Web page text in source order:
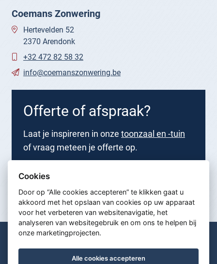
Coemans Zonwering
Hertevelden 52
2370 Arendonk
+32 472 82 58 32
info@coemanszonwering.be
Offerte of afspraak?
Laat je inspireren in onze toonzaal en -tuin
of vraag meteen je offerte op.
Nu aanvragen
© Coemans Zonwering 2026
Cookies
Door op “Alle cookies accepteren” te klikken gaat u
akkoord met het opslaan van cookies op uw apparaat
voor het verbeteren van websitenavigatie, het
analyseren van websitegebruik en om ons te helpen bij
onze marketingprojecten.
Alle cookies accepteren